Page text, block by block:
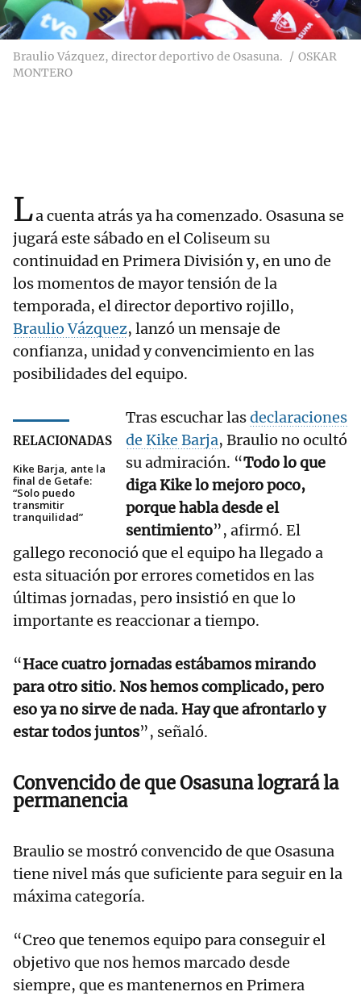
Braulio Vázquez, director deportivo de Osasuna.
OSKAR
MONTERO
La cuenta atrás ya ha comenzado. Osasuna se
jugará este sábado en el Coliseum su
continuidad en Primera División y, en uno de
los momentos de mayor tensión de la
temporada, el director deportivo rojillo,
Braulio Vázquez, lanzó un mensaje de
confianza, unidad y convencimiento en las
posibilidades del equipo.
RELACIONADAS
Kike Barja, ante la
final de Getafe:
“Solo puedo
transmitir
tranquilidad”
Tras escuchar lasdeclaraciones
de Kike Barja, Braulio no ocultó
su admiración. “Todo lo que
diga Kike lo mejoro poco,
porque habla desde el
sentimiento”, afirmó. El
gallego reconoció que el equipo ha llegado a
esta situación por errores cometidos en las
últimas jornadas, pero insistió en que lo
importante es reaccionar a tiempo.
“Hace cuatro jornadas estábamos mirando
para otro sitio. Nos hemos complicado, pero
eso ya no sirve de nada. Hay que afrontarlo y
estar todos juntos”, señaló.
Convencido de que Osasuna logrará la
permanencia
Braulio se mostró convencido de que Osasuna
tiene nivel más que suficiente para seguir en la
máxima categoría.
“Creo que tenemos equipo para conseguir el
objetivo que nos hemos marcado desde
siempre, que es mantenernos en Primera